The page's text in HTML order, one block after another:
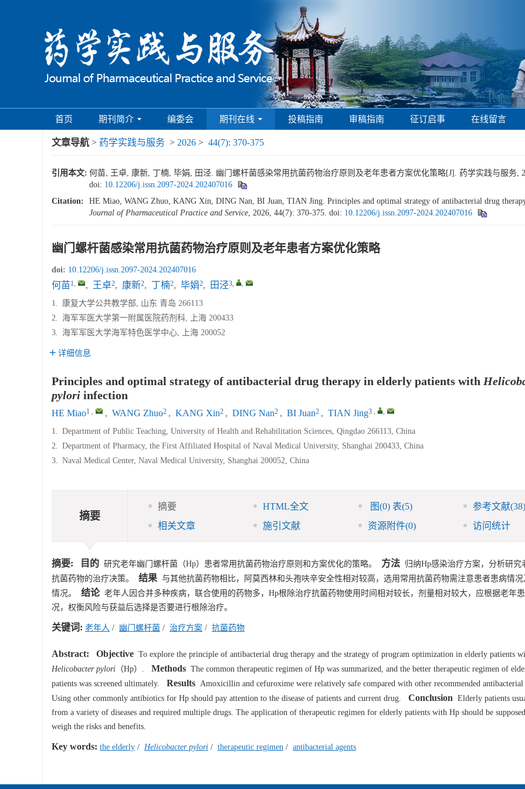
首页 期刊简介 编委会 期刊在线 投稿指南 审稿指南 征订启事 在线留言
文章导航 > 药学实践与服务 > 2026 > 44(7): 370-375
引用本文: 何苗, 王卓, 康新, 丁楠, 毕娟, 田泾. 幽门螺杆菌感染常用抗菌药物治疗原则及老年患者方案优化策略[J]. 药学实践与服务,
doi: 10.12206/j.issn.2097-2024.202407016
Citation:
HE Miao, WANG Zhuo, KANG Xin, DING Nan, BI Juan, TIAN Jing. Principles and optimal strategy of antibacterial drug
Journal of Pharmaceutical Practice and Service, 2026, 44(7): 370-375. doi: 10.12206/j.issn.2097-2024.202407016
幽门螺杆菌感染常用抗菌药物治疗原则及老年患者方案优化策略
doi: 10.12206/j.issn.2097-2024.202407016
何苗1, , 王卓2, 康新2, 丁楠2, 毕娟2, 田泾3, ,
1. 康复大学公共教学部, 山东 青岛 266113
2. 海军军医大学第一附属医院药剂科, 上海 200433
3. 海军军医大学海军特色医学中心, 上海 200052
详细信息
Principles and optimal strategy of antibacterial drug therapy in elderly patients with
pylori infection
HE Miao1 , , WANG Zhuo2 , KANG Xin2 , DING Nan2 , BI Juan2 , TIAN Jing3 , ,
1. Department of Public Teaching, University of Health and Rehabilitation Sciences, Qingdao 266113, China
2. Department of Pharmacy, the First Affiliated Hospital of Naval Medical University, Shanghai 200433, China
3. Naval Medical Center, Naval Medical University, Shanghai 200052, China
摘要
摘要 HTML全文 图(0) 表(5) 参考文献(38)
相关文章
施引文献 资源附件(0) 访问统计
摘要: 目的 研究老年幽门螺杆菌（Hp）患者常用抗菌药物治疗原则和方案优化的策略。 方法 归纳Hp感染治疗方案，分析研究
抗菌药物的治疗决策。
结果 与其他抗菌药物相比，阿莫西林和头孢呋辛安全性相对较高，选用常用抗菌药物需注意患者患病情况
情况。
结论老年人因合并多种疾病，联合使用的药物多，Hp根除治疗抗菌药物使用时间相对较长，剂量相对较大，应根据老年
况，权衡风险与获益后选择是否要进行根除治疗。
关键词: 老年人 / 幽门螺杆菌 / 治疗方案 / 抗菌药物
Abstract: Objective To explore the principle of antibacterial drug therapy and the strategy of program optimization in elderly patients
Helicobacter pylori （Hp）. Methods The common therapeutic regimen of Hp was summarized, and the better therapeutic regimen of
patients was screened ultimately.
Results Amoxicillin and cefuroxime were relatively safe compared with other recommended antibacterial
Using other commonly antibiotics for Hp should pay attention to the disease of patients and current drug.
Conclusion Elderly patients
from a variety of diseases and required multiple drugs. The application of therapeutic regimen for elderly patients with Hp should be
weigh the risks and benefits.
Key words: the elderly / Helicobacter pylori / therapeutic regimen / antibacterial agents